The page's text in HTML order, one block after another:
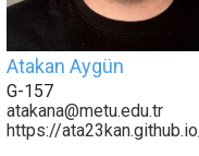
Atakan Aygün
G-157
atakana@metu.edu.tr
https://